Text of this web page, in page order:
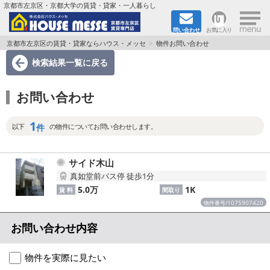
京都市左京区・京都大学の賃貸・貸家・一人暮らし
問い合わせ お気に入り ×
TOPページ
地図から検索
地域から検索
京都大学＆京都芸術大学生さんに
書類DL & 入居者さまへ
家族で住むならマンション？賃家？
一人暮らしの物件特集
ペット相談OKの賃貸！
京都市左京区の賃貸・貸家ならハウス・メッセ 物件お問い合わせ
検索結果一覧に戻る
お問い合わせ
以下 1件 の物件についてお問い合わせします。
物件番号/1075907420
サイド木山
真如堂前バス停 徒歩1分
賃 料 5.0万 間取り 1K
お問い合わせ内容
物件を実際に見たい